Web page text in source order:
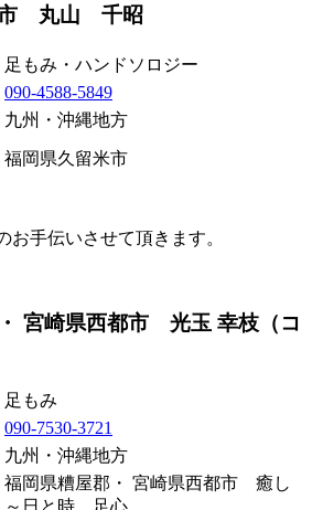
市 丸山 千昭
足もみ・ハンドソロジー
090-4588-5849
九州・沖縄地方
福岡県久留米市
お手伝いさせて頂きます。
宮崎県西都市 光玉 幸枝（コ
足もみ
090-7530-3721
九州・沖縄地方
福岡県糟屋郡・ 宮崎県西都市 癒し